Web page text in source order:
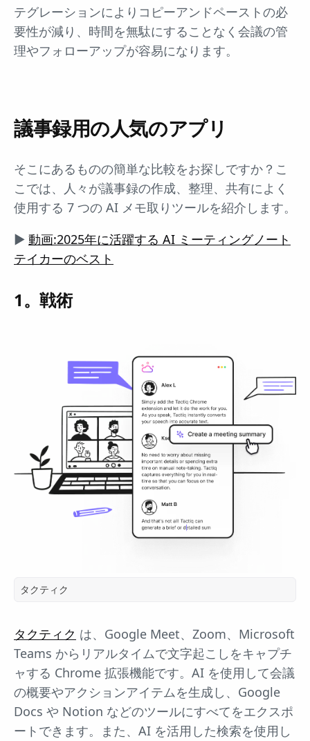
テグレーションによりコピーアンドペーストの必
要性が減り、時間を無駄にすることなく会議の管
理やフォローアップが容易になります。
議事録用の人気のアプリ
そこにあるものの簡単な比較をお探しですか？こ
こでは、人々が議事録の作成、整理、共有によく
使用する 7 つの AI メモ取りツールを紹介します。
▶️ 動画:2025年に活躍する AI ミーティングノート
テイカーのベスト
1。戦術
タクティク
タクティク は、Google Meet、Zoom、Microsoft
Teams からリアルタイムで文字起こしをキャプチ
ャする Chrome 拡張機能です。AI を使用して会議
の概要やアクションアイテムを生成し、Google
Docs や Notion などのツールにすべてをエクスポ
ートできます。また、AI を活用した検索を使用し